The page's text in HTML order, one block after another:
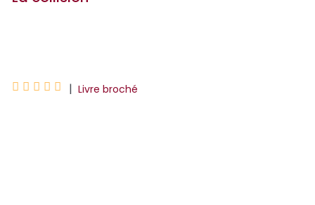
     | Livre broché